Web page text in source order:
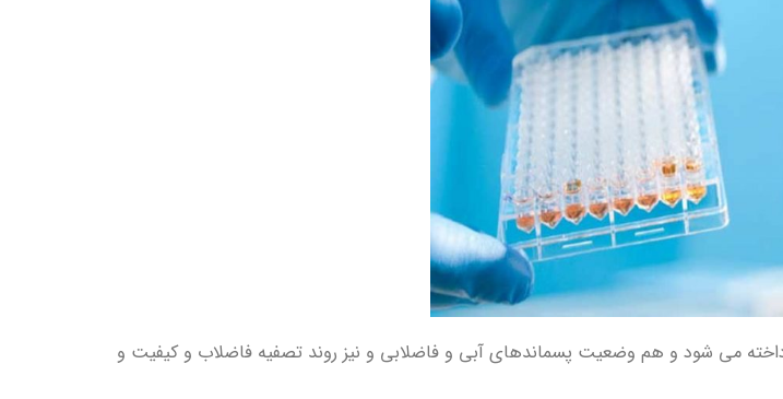
می شود و هم وضعیت پسماندهای آبی و فاضلابی و نیز روند تصفیه فاضلاب و کیفیت و